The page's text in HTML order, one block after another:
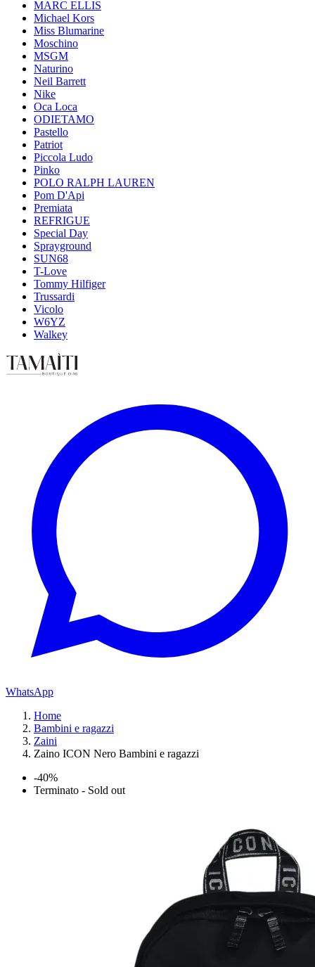
MARC ELLIS
Michael Kors
Miss Blumarine
Moschino
MSGM
Naturino
Neil Barrett
Nike
Oca Loca
ODIETAMO
Pastello
Patriot
Piccola Ludo
Pinko
POLO RALPH LAUREN
Pom D'Api
Premiata
REFRIGUE
Special Day
Sprayground
SUN68
T-Love
Tommy Hilfiger
Trussardi
Vicolo
W6YZ
Walkey
WhatsApp
Home
Bambini e ragazzi
Zaini
Zaino ICON Nero Bambini e ragazzi
-40%
Terminato - Sold out